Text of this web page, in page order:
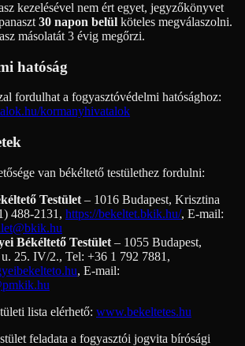
kezelésével nem ért egyet, jegyzőkönyvet
30 napon belül köteles megválaszolni.
másolatát 3 évig megőrzi.
hatóság
fordulhat a fogyasztóvédelmi hatósághoz:
kormanyhivatalok
van békéltető testülethez fordulni:
Testület – 1016 Budapest, Krisztina
488-2131, https://bekeltet.bkik.hu/, E-mail:
Békéltető Testület – 1055 Budapest,
25. IV/2., Tel: +36 1 792 7881,
, E-mail:
lista elérhető: www.bekeltetes.hu
feladata a fogyasztói jogvita bírósági